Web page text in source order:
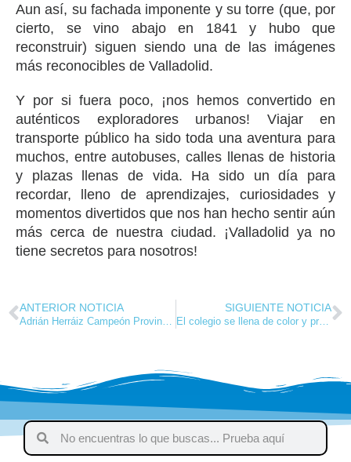
Aun así, su fachada imponente y su torre (que, por
cierto, se vino abajo en 1841 y hubo que
reconstruir) siguen siendo una de las imágenes
más reconocibles de Valladolid.
Y por si fuera poco, ¡nos hemos convertido en
auténticos exploradores urbanos! Viajar en
transporte público ha sido toda una aventura para
muchos, entre autobuses, calles llenas de historia
y plazas llenas de vida. Ha sido un día para
recordar, lleno de aprendizajes, curiosidades y
momentos divertidos que nos han hecho sentir aún
más cerca de nuestra ciudad. ¡Valladolid ya no
tiene secretos para nosotros!
ANTERIOR NOTICIA
Adrián Herráiz Campeón Provincial de Ajedrez
SIGUIENTE NOTICIA
El colegio se llena de color y profesiones en un carnaval inolvidable